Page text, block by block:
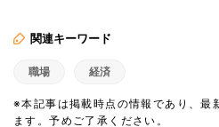
関連キーワード
職場 経済
※本記事は掲載時点の情報であり、最
ます。予めご了承ください。